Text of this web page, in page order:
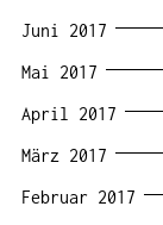
Juni 2017
Mai 2017
April 2017
März 2017
Februar 2017